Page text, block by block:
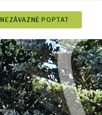
NEZÁVAZNĚ POPTAT